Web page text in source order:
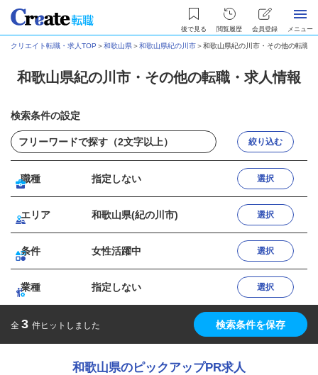
後で見る 閲覧履歴 会員登録 メニュー
クリエイト転職・求人TOP ＞和歌山県＞和歌山県紀の川市＞和歌山県紀の川市・その他の転職
和歌山県紀の川市・その他の転職・求人情報
検索条件の設定
絞り込む
職種 指定しない 選択
エリア 和歌山県(紀の川市) 選択
条件 女性活躍中 選択
業種 指定しない 選択
全 3 件ヒットしました 検索条件を保存
和歌山県のピックアップPR求人